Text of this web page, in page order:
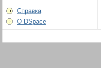
Справка
О DSpace